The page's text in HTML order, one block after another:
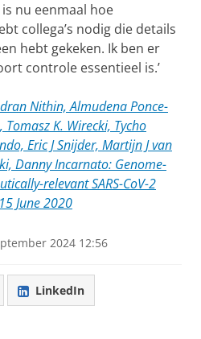
nu eenmaal hoe
collega’s nodig die details
hebt gekeken. Ik ben er
controle essentieel is.’
Nithin, Almudena Ponce-
K. Wirecki, Tycho
Eric J Snijder, Martijn J van
Danny Incarnato: Genome-
relevant SARS-CoV-2
June 2020
2024 12:56
LinkedIn